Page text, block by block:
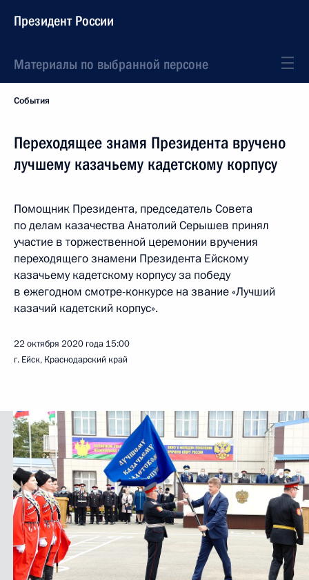
Президент России
Материалы по выбранной персоне
События
Переходящее знамя Президента вручено
лучшему казачьему кадетскому корпусу
Помощник Президента, председатель Совета
по делам казачества Анатолий Серышев принял
участие в торжественной церемонии вручения
переходящего знамени Президента Ейскому
казачьему кадетскому корпусу за победу
в ежегодном смотре-конкурсе на звание «Лучший
казачий кадетский корпус».
22 октября 2020 года 15:00
г. Ейск, Краснодарский край